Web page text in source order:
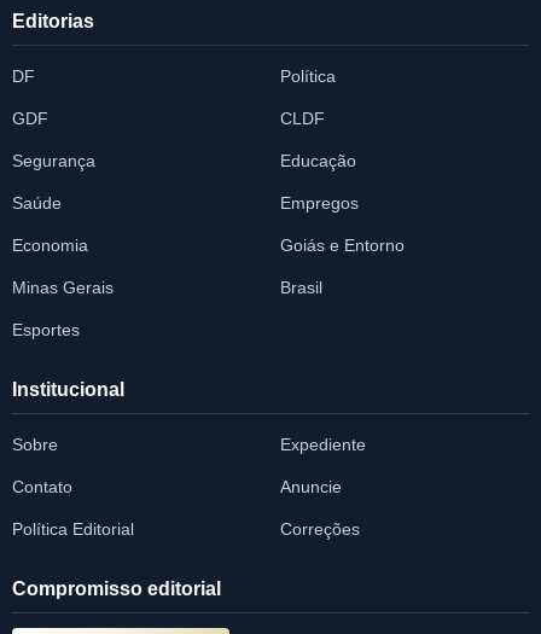
Editorias
DF Política
GDF CLDF
Segurança Educação
Saúde Empregos
Economia Goiás e Entorno
Minas Gerais Brasil
Esportes
Institucional
Sobre Expediente
Contato Anuncie
Política Editorial Correções
Compromisso editorial